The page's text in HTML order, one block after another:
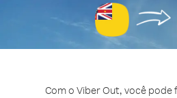
Com o Viber Out, você pode